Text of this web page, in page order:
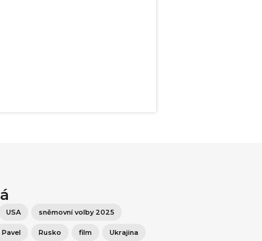
USA sněmovní volby 2025
Pavel Rusko film Ukrajina